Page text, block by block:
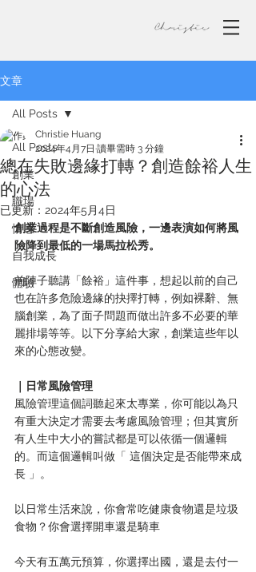
文章
All Posts
創業
職場
情感
自我成長
體驗
All Posts
總在失敗邊緣打轉？創造餘裕人生
的心法
Christie Huang
2024年4月7日 讀畢需時 3 分鐘
已更新： 2024年5月4日
創業過程是不斷創造風險，一邊表演如何將風
險降到最低的一場馬拉松秀。
前陣子聽講「餘裕」這件事，想起以前的自己
也在許多危險邊緣的抉擇打轉，例如裸辭、無
腦創業，為了面子問題而做出許多不必要的華
麗排場等等。以下分享給大家，創業這些年以
來的心態改變。
｜日常風險管理
風險管理這個詞聽起來太專業，你可能以為只
有重大決定才需要去考慮風險管理；但其實所
有人生中大小的嘗試都是可以依循一個邏輯
的。而這個邏輯叫做「 這個決定是否能帶來成
長 」。
以日常生活來說，你會常吃健康食物還是垃圾
食物？你會選擇開車還是騎車
今天有五萬元預算，你選擇出國，還是去付一